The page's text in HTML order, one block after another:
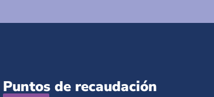
Puntos de recaudación